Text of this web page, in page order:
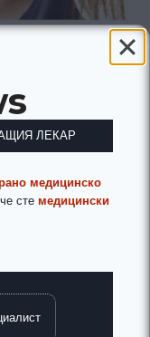
ЛЕКАР
медицинско
сте медицински